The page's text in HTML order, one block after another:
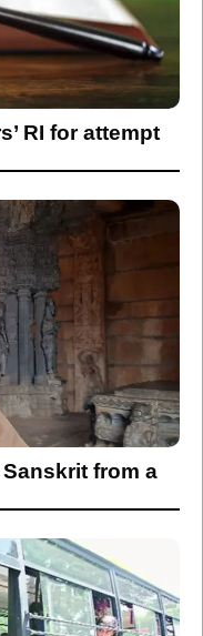
RI for attempt
from a